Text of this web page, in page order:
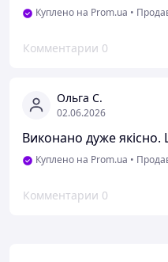
Куплено на Prom.ua •
Комментарии 0
Ольга С.
02.06.2026
Виконано дуже
Куплено на Prom.ua •
Комментарии 0